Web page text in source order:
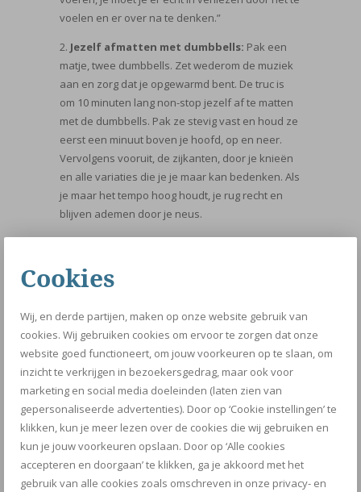
Cookies
Wij, en derde partijen, maken op onze website gebruik van
cookies. Wij gebruiken cookies om ervoor te zorgen dat onze
website goed functioneert, om jouw voorkeuren op te slaan, om
inzicht te verkrijgen in bezoekersgedrag, maar ook voor
marketing en social media doeleinden (laten zien van
gepersonaliseerde advertenties). Door op ‘Cookie instellingen’ te
klikken, kun je meer lezen over de cookies die wij gebruiken en
kun je jouw voorkeuren opslaan. Door op ‘Alle cookies
accepteren en doorgaan’ te klikken, ga je akkoord met het
gebruik van alle cookies zoals omschreven in onze privacy- en
voelen en er over na te denken.”
2. Jezelf afmatten met dumbbells: Pak een
matje, twee dumbbells. Zet wederom de muziek
aan en zorg dat je opgewarmd bent. De truc is
om 10 minuten lang non-stop jezelf af te matten
met de dumbbells. Pak ze stevig vast en houd ze
eerst een minuut boven je hoofd, op en neer.
Vervolgens vooruit, de zijkanten, door je knieën
en alle variaties die je je maar kan bedenken. Als
je maar het tempo hoog houdt, je rug recht en
blijven ademen door je neus.
voor jezelf te doen. Een cadeautje voor jezelf.
minuten gebruikt is het zeer doeltreffend. Geen
winterdepressie maar wel iedere dag een
engergiek gevoel. Dus tip 3; zorg voor de juiste
mentale houding en just do it.
4.
je beste vriend is. Neem altijd de trap, iedere dag
en liefst zo vaak mogelijk. Wanneer je even 10
minuten wil trainen is de trap zeer doeltreffend.
Of je hem nu vooruit, achteruit, of in kleine